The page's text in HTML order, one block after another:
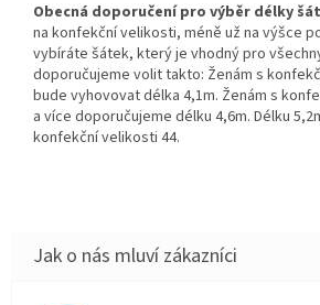
Obecná doporučení pro výběr délky
na konfekční velikosti, méně už na výšce
vybíráte šátek, který je vhodný pro
doporučujeme volit takto: Ženám s
bude vyhovovat délka 4,1m. Ženám s
a více doporučujeme délku 4,6m. Délku
konfekční velikosti 44.